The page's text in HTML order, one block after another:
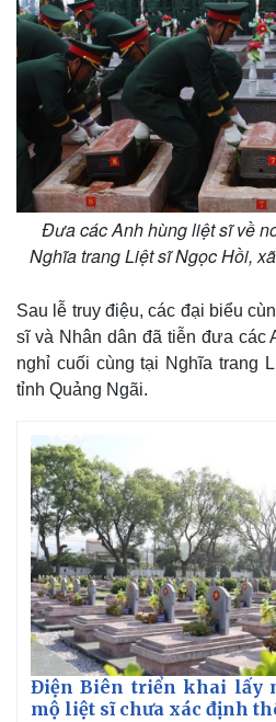
Đưa các Anh hùng liệt sĩ về
Nghĩa trang Liệt sĩ Ngọc Hồi,
Sau lễ truy điệu, các đại biểu
sĩ và Nhân dân đã tiễn đưa các
nghỉ cuối cùng tại Nghĩa trang
tỉnh Quảng Ngãi.
Điện Biên triển khai lấy
mộ liệt sĩ chưa xác định